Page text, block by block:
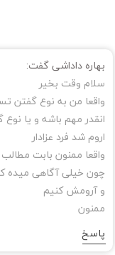
بهاره داداشی گفت:
سلام وقت بخیر
واقعا من به نوع گفتن
انقدر مهم باشه و یا
اروم شد فرد عزادار
واقعا ممنون بابت
چون خیلی آگاهی میده که
و آرومش کنیم
ممنون
پاسخ